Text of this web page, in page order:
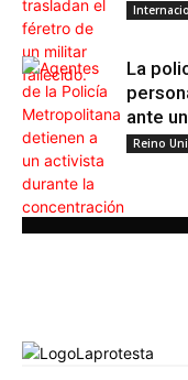
La
ante
Reino